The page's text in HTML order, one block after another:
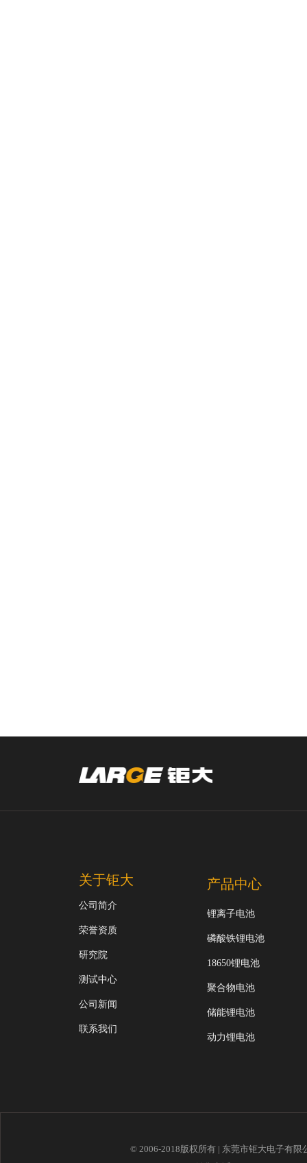
关于钜大
公司简介
荣誉资质
研究院
测试中心
公司新闻
联系我们
产品中心
锂离子电池
磷酸铁锂电池
18650锂电池
聚合物电池
储能锂电池
动力锂电池
© 2006-2018版权所有 | 东莞市钜大电子有